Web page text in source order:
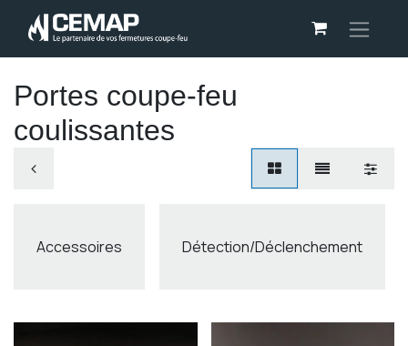
Panneau de gestion des cookies
Portes coupe-feu
coulissantes
Accessoires Détection/Déclenchement